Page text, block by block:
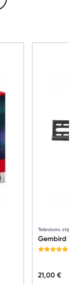
Televizoru
Gembird
21,00 €